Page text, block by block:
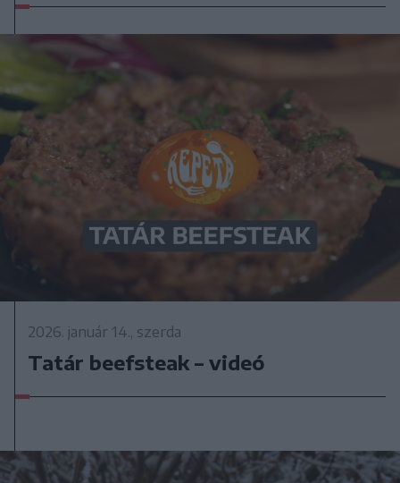
2026. január 14., szerda
Tatár beefsteak – videó